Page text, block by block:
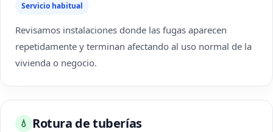
Servicio habitual
Revisamos instalaciones donde las fugas aparecen
repetidamente y terminan afectando al uso normal de la
vivienda o negocio.
💧 Rotura de tuberías